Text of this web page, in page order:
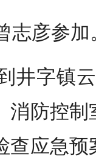
志彦参加
井字镇
消防控
查应急